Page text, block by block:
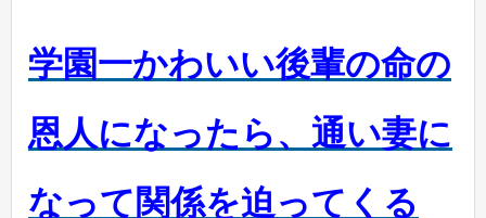
学園一かわいい後輩の命の
恩人になったら、通い妻に
なって関係を迫ってくる